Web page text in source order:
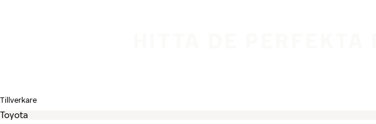
Tillverkare